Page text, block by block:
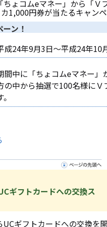
ちょコムeマネー」から「
1,000円券が当たるキャン
ン！
成24年9月3日～平成24年10
間中に「ちょコムeマネー
の中から抽選で100名様に
ギフトカードへの交換ス
UCギフトカードへの交換を